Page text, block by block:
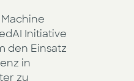
Initiative
den Einsatz
in
zu